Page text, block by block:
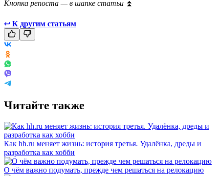
Кнопка репоста — в шапке статьи ⏫
↩ К другим статьям
Читайте также
Как hh.ru меняет жизнь: история третья. Удалёнка, дреды и
разработка как хобби
О чём важно подумать, прежде чем решаться на релокацию